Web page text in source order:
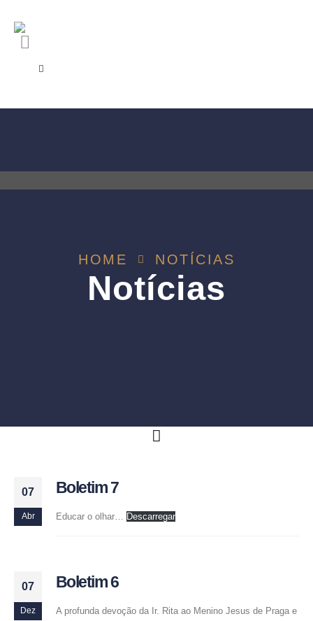
HOME NOTÍCIAS
Notícias
07
Abr
Boletim 7
Educar o olhar… Descarregar
07
Dez
Boletim 6
A profunda devoção da Ir. Rita ao Menino Jesus de Praga e